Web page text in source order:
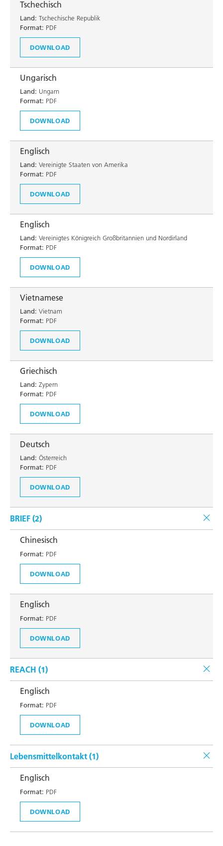
Tschechisch
Land: Tschechische Republik
Format: PDF
DOWNLOAD
Ungarisch
Land: Ungarn
Format: PDF
DOWNLOAD
Englisch
Land: Vereinigte Staaten von Amerika
Format: PDF
DOWNLOAD
Englisch
Land: Vereinigtes Königreich Großbritannien und Nordirland
Format: PDF
DOWNLOAD
Vietnamese
Land: Vietnam
Format: PDF
DOWNLOAD
Griechisch
Land: Zypern
Format: PDF
DOWNLOAD
Deutsch
Land: Österreich
Format: PDF
DOWNLOAD
BRIEF (2)
Chinesisch
Format: PDF
DOWNLOAD
Englisch
Format: PDF
DOWNLOAD
REACH (1)
Englisch
Format: PDF
DOWNLOAD
Lebensmittelkontakt (1)
Englisch
Format: PDF
DOWNLOAD